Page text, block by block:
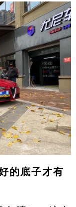
的底子才有